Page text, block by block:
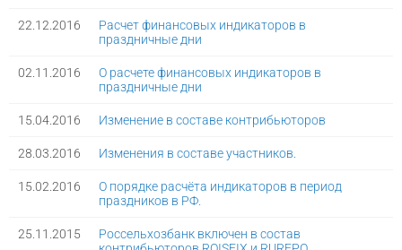
22.12.2016
Расчет финансовых индикаторов в
праздничные дни
02.11.2016
О расчете финансовых индикаторов в
праздничные дни
15.04.2016 Изменение в составе контрибьюторов
28.03.2016 Изменения в составе участников.
15.02.2016
О порядке расчёта индикаторов в период
праздников в РФ.
25.11.2015
Россельхозбанк включен в состав